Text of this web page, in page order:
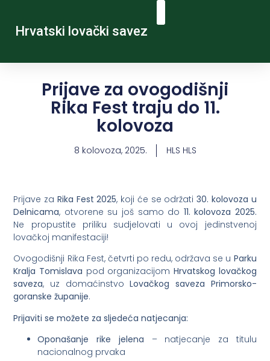
Hrvatski lovački savez
Prijave za ovogodišnji
Rika Fest traju do 11.
kolovoza
8 kolovoza, 2025. HLS HLS
Prijave za Rika Fest 2025, koji će se održati30. kolovoza u
Delnicama, otvorene su još samo do 11. kolovoza 2025.
Ne propustite priliku sudjelovati u ovoj jedinstvenoj
lovačkoj manifestaciji!
Ovogodišnji Rika Fest, četvrti po redu, održava se u Parku
Kralja Tomislava pod organizacijom Hrvatskog lovačkog
saveza, uz domaćinstvoLovačkog saveza Primorsko-
goranske županije.
Prijaviti se možete za sljedeća natjecanja:
Oponašanje rike jelena – natjecanje za titulu
nacionalnog prvaka